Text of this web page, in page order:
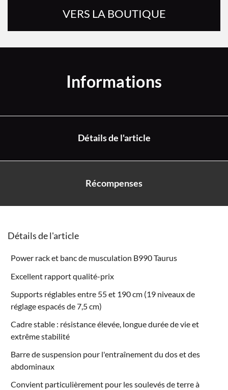
VERS LA BOUTIQUE
Informations
Détails de l'article
Récompenses
Détails de l'article
Power rack et banc de musculation B990 Taurus
Excellent rapport qualité-prix
Supports réglables entre 55 et 190 cm (19 niveaux de
réglage espacés de 7,5 cm)
Cadre stable : résistance élevée, longue durée de vie et
extrême stabilité
Barre de suspension pour l'entraînement du dos et des
abdominaux
Convient particulièrement pour les soulevés de terre à